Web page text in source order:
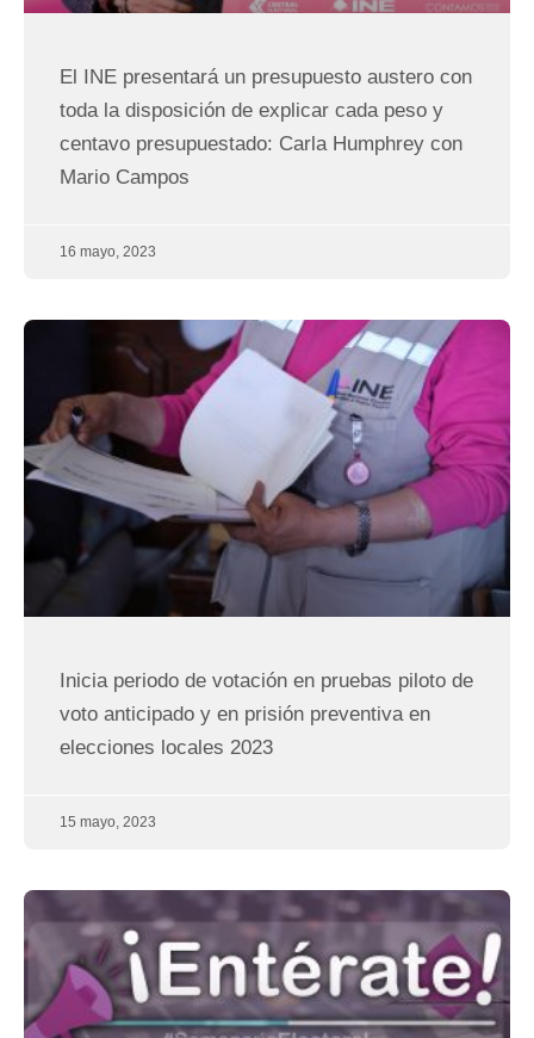
El INE presentará un presupuesto austero con
toda la disposición de explicar cada peso y
centavo presupuestado: Carla Humphrey con
Mario Campos
16 mayo, 2023
Inicia periodo de votación en pruebas piloto de
voto anticipado y en prisión preventiva en
elecciones locales 2023
15 mayo, 2023